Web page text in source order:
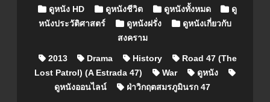
Posted in
ดูหนัง HD ดูหนังชีวิต ดูหนังทั้งหมด
ดู
หนังประวัติศาสตร์
ดูหนังฝรั่ง
ดูหนังเกี่ยวกับ
สงคราม
2013 Drama History
Road 47 (The
Lost Patrol) (A Estrada 47)
War
ดูหนัง
ดูหนังออนไลน์
ฝ่าวิกฤตสมรภูมินรก 47